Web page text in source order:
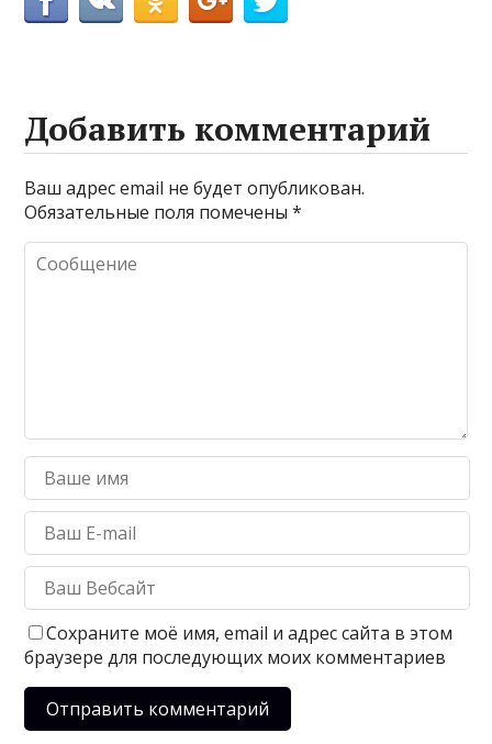
Добавить комментарий
Ваш адрес email не будет опубликован.
Обязательные поля помечены*
Сохраните моё имя, email и адрес сайта в этом
браузере для последующих моих комментариев